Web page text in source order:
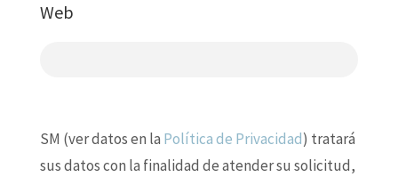
Web
SM (ver datos en la Política de Privacidad) tratará
sus datos con la finalidad de atender su solicitud,